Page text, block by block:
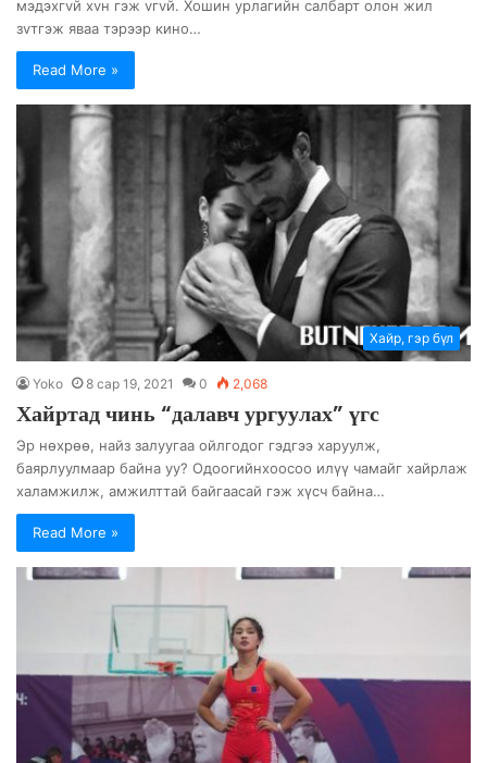
мэдэхгvй хvн гэж vгvй. Хошин урлагийн салбарт олон жил
зvтгэж яваа тэрээр кино…
Read More »
Хайр, гэр бүл
Yoko 8 сар 19, 2021 0 2,068
Хайртад чинь “далавч ургуулах” үгс
Эр нөхрөө, найз залуугаа ойлгодог гэдгээ харуулж,
баярлуулмаар байна уу? Одоогийнхоосоо илүү чамайг хайрлаж
халамжилж, амжилттай байгаасай гэж хүсч байна…
Read More »